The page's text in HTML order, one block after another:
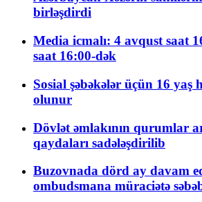
birləşdirdi
Media icmalı: 4 avqust saat
saat 16:00-dək
Sosial şəbəkələr üçün 16 yaş
olunur
Dövlət əmlakının qurumlar
qaydaları sadələşdirilib
Buzovnada dörd ay davam
ombudsmana müraciətə